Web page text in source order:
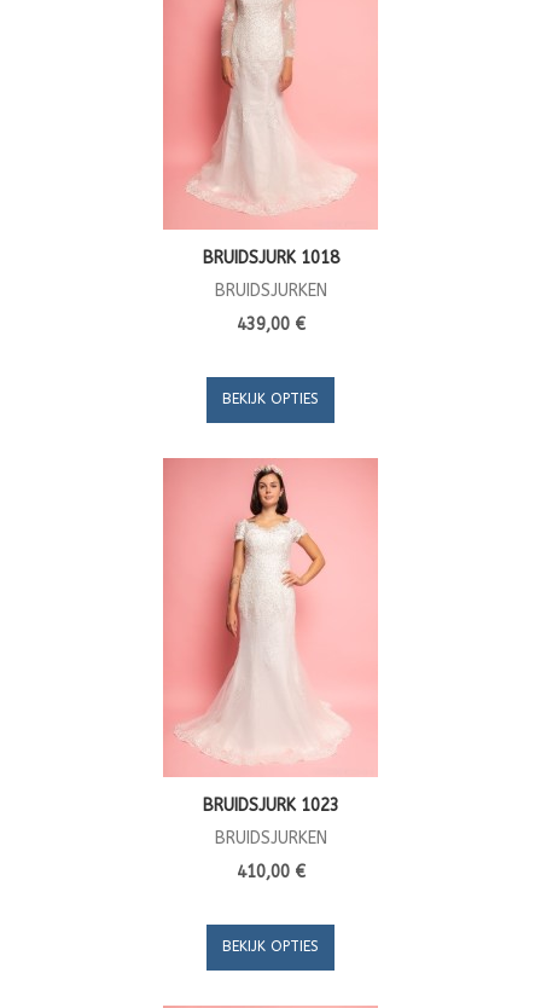
BRUIDSJURK 1018
BRUIDSJURKEN
439,00 €
BEKIJK OPTIES
BRUIDSJURK 1023
BRUIDSJURKEN
410,00 €
BEKIJK OPTIES